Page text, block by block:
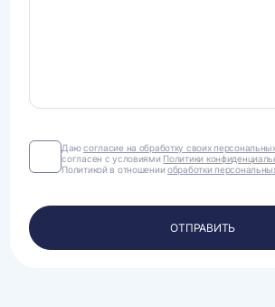
Даю
согласие
на
своих
персональных
данных.
Даюсогласие на обработку своих
согласен с условиями Политики
Политикой в отношенииобработки
ОТПРАВИТЬ